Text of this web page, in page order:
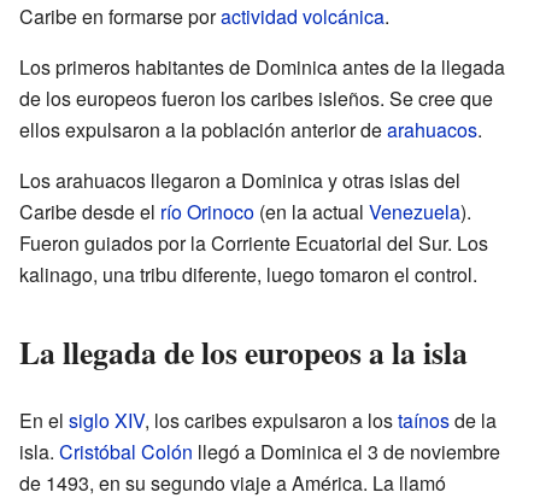
Caribe en formarse poractividad volcánica.
Los primeros habitantes de Dominica antes de la llegada
de los europeos fueron los caribes isleños. Se cree que
ellos expulsaron a la población anterior dearahuacos.
Los arahuacos llegaron a Dominica y otras islas del
Caribe desde el río Orinoco (en la actual Venezuela).
Fueron guiados por la Corriente Ecuatorial del Sur. Los
kalinago, una tribu diferente, luego tomaron el control.
La llegada de los europeos a la isla
En el siglo XIV, los caribes expulsaron a lostaínosde la
isla. Cristóbal Colón llegó a Dominica el 3 de noviembre
de 1493, en su segundo viaje a América. La llamó